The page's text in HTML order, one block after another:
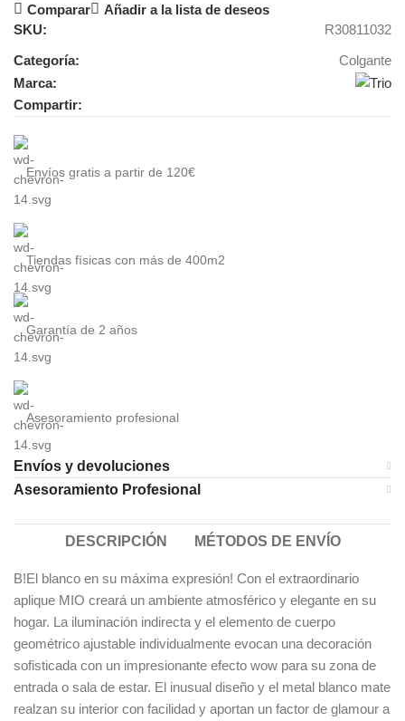
Comparar
Añadir a la lista de deseos
SKU:
R30811032
Categoría:
Colgante
Marca:
Compartir:
Envíos gratis a partir de 120€
Tiendas físicas con más de 400m2
Garantía de 2 años
Asesoramiento profesional
Envíos y devoluciones
Asesoramiento Profesional
DESCRIPCIÓN MÉTODOS DE ENVÍO
B!El blanco en su máxima expresión! Con el extraordinario
aplique MIO creará un ambiente atmosférico y elegante en su
hogar. La iluminación indirecta y el elemento de cuerpo
geométrico ajustable individualmente evocan una decoración
sofisticada con un impresionante efecto wow para su zona de
entrada o sala de estar. El inusual diseño y el metal blanco mate
realzan su interior con facilidad y aportan un factor de glamour a